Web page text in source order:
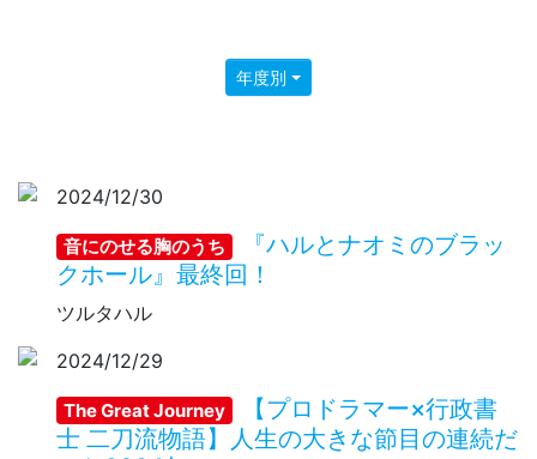
年度別
2024/12/30
音にのせる胸のうち
『ハルとナオミのブラッ
クホール』最終回！
ツルタハル
2024/12/29
The Great Journey
【プロドラマー×行政書
士 二刀流物語】人生の大きな節目の連続だ